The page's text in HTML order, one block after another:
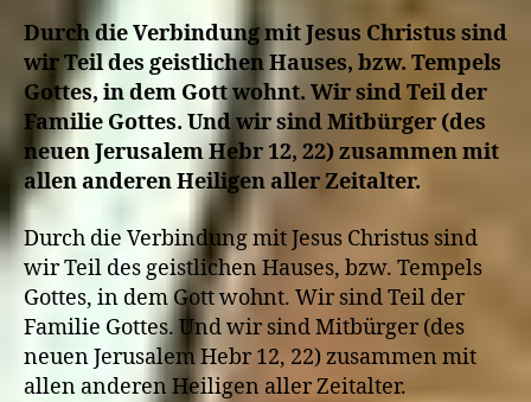
Durch die Verbindung mit Jesus Christus sind
wir Teil des geistlichen Hauses, bzw. Tempels
Gottes, in dem Gott wohnt. Wir sind Teil der
Familie Gottes. Und wir sind Mitbürger (des
neuen Jerusalem Hebr 12, 22) zusammen mit
allen anderen Heiligen aller Zeitalter.
Durch die Verbindung mit Jesus Christus sind
wir Teil des geistlichen Hauses, bzw. Tempels
Gottes, in dem Gott wohnt. Wir sind Teil der
Familie Gottes. Und wir sind Mitbürger (des
neuen Jerusalem Hebr 12, 22) zusammen mit
allen anderen Heiligen aller Zeitalter.